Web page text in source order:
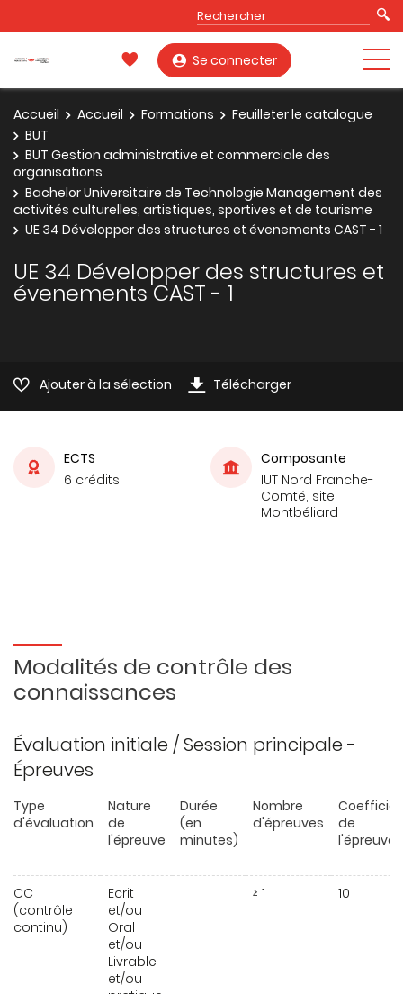
Se connecter
Accueil Accueil Formations
Feuilleter le catalogue
BUT
BUT Gestion administrative et commerciale des
organisations
Bachelor Universitaire de Technologie Management des
activités culturelles, artistiques, sportives et de tourisme
UE 34 Développer des structures et évenements CAST - 1
UE 34 Développer des structures et
évenements CAST - 1
Ajouter à la sélection Télécharger
ECTS
6 crédits
Composante
IUT Nord Franche-
Comté, site
Montbéliard
Modalités de contrôle des
connaissances
Évaluation initiale / Session principale -
Épreuves
Type
d'évaluation
Nature
de
l'épreuve
Durée
(en
minutes)
Nombre
d'épreuves
de
l'épreuve
CC
(contrôle
continu)
Ecrit
et/ou
Oral
et/ou
Livrable
et/ou
≥ 1 10